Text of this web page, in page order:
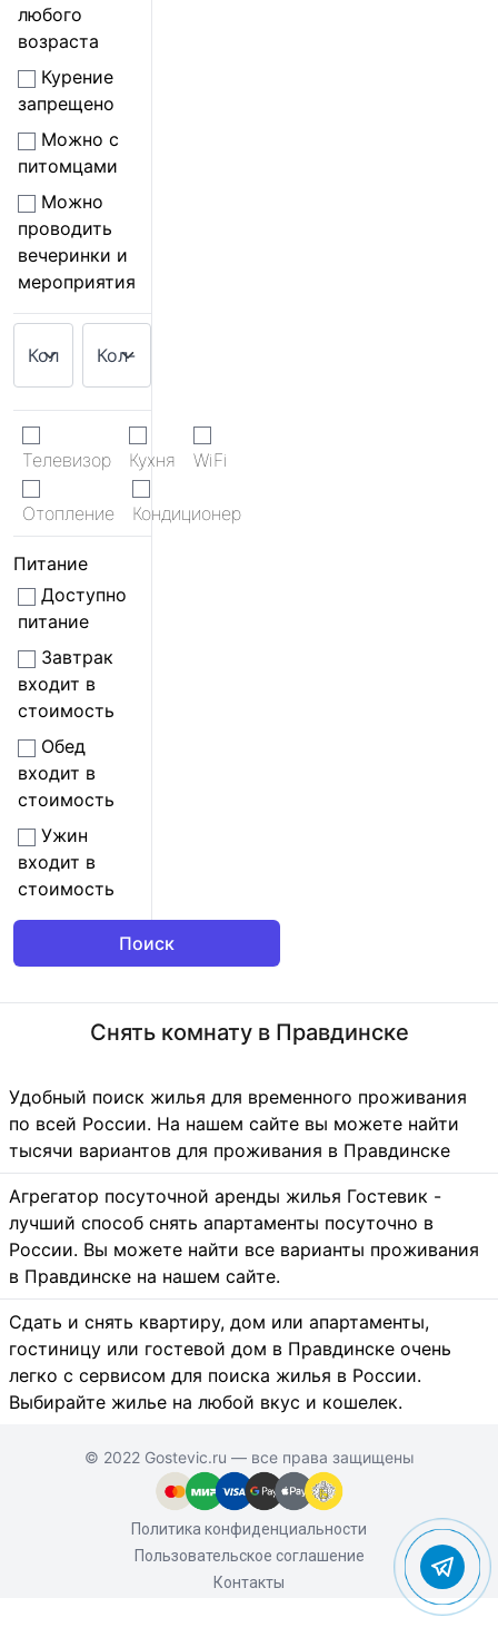
любого
возраста
Курение
запрещено
Можно с
питомцами
Можно
проводить
вечеринки и
мероприятия
Телевизор Кухня WiFi
Отопление Кондиционер
Питание
Доступно
питание
Завтрак
входит в
стоимость
Обед
входит в
стоимость
Ужин
входит в
стоимость
Снять комнату в Правдинске
Удобный поиск жилья для временного проживания
по всей России. На нашем сайте вы можете найти
тысячи вариантов для проживания в Правдинске
Агрегатор посуточной аренды жилья Гостевик -
лучший способ снять апартаменты посуточно в
России. Вы можете найти все варианты проживания
в Правдинске на нашем сайте.
Сдать и снять квартиру, дом или апартаменты,
гостиницу или гостевой дом в Правдинске очень
легко с сервисом для поиска жилья в России.
Выбирайте жилье на любой вкус и кошелек.
© 2022 Gostevic.ru — все права защищены
Политика конфиденциальности
Пользовательское соглашение
Контакты